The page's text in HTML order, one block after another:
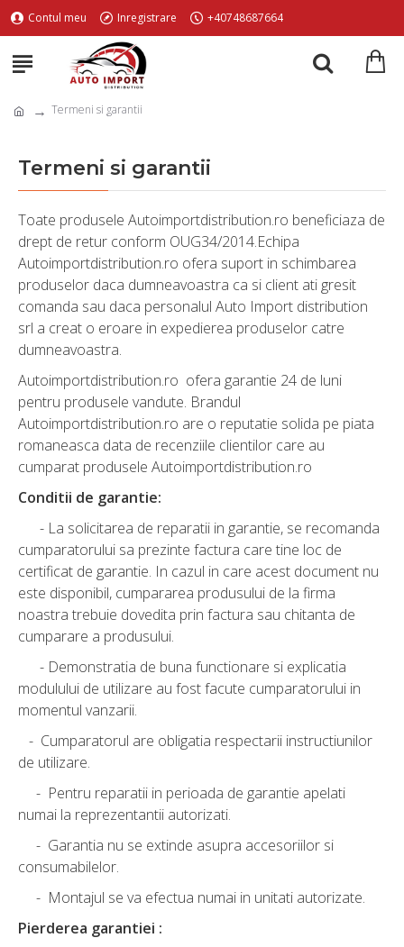
Contul meu Inregistrare +40748687664
Termeni si garantii
Termeni si garantii
Toate produsele Autoimportdistribution.ro beneficiaza de
drept de retur conform OUG34/2014.Echipa
Autoimportdistribution.ro ofera suport in schimbarea
produselor daca dumneavoastra ca si client ati gresit
comanda sau daca personalul Auto Import distribution
srl a creat o eroare in expedierea produselor catre
dumneavoastra.
Autoimportdistribution.ro ofera garantie 24 de luni
pentru produsele vandute. Brandul
Autoimportdistribution.ro are o reputatie solida pe piata
romaneasca data de recenziile clientilor care au
cumparat produsele Autoimportdistribution.ro
Conditii de garantie:
- La solicitarea de reparatii in garantie, se recomanda
cumparatorului sa prezinte factura care tine loc de
certificat de garantie. In cazul in care acest document nu
este disponibil, cumpararea produsului de la firma
noastra trebuie dovedita prin factura sau chitanta de
cumparare a produsului.
- Demonstratia de buna functionare si explicatia
modulului de utilizare au fost facute cumparatorului in
momentul vanzarii.
- Cumparatorul are obligatia respectarii instructiunilor
de utilizare.
- Pentru reparatii in perioada de garantie apelati
numai la reprezentantii autorizati.
- Garantia nu se extinde asupra accesoriilor si
consumabilelor.
- Montajul se va efectua numai in unitati autorizate.
Pierderea garantiei :